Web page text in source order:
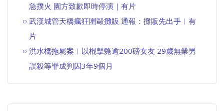
急撲火 園方致歉即時停演｜有片
武漢城管天橋瘋狂圍毆攤販 通報：攤販先出手︱有
片
洪水橋拖屍案︱以棍擊斃逾200磅女友 29歲無業男
誤殺等罪成判囚3年9個月